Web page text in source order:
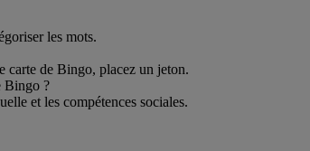
les mots.
carte de Bingo, placez un jeton.
Bingo ?
et les compétences sociales.